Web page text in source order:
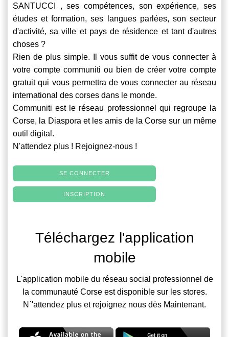
SANTUCCI , ses compétences, son expérience, ses
études et formation, ses langues parlées, son secteur
d'activité, sa ville et pays de résidence et tant d'autres
choses ?
Rien de plus simple. Il vous suffit de vous connecter à
votre compte communiti ou bien de créer votre compte
gratuit qui vous permettra de vous connecter au réseau
international des corses dans le monde.
Communiti est le réseau professionnel qui regroupe la
Corse, la Diaspora et les amis de la Corse sur un même
outil digital.
N'attendez plus ! Rejoignez-nous !
SE CONNECTER
INSCRIPTION
Téléchargez l'application
mobile
L'application mobile du réseau social professionnel de
la communauté Corse est disponible sur les stores.
N`'attendez plus et rejoignez nous dès Maintenant.